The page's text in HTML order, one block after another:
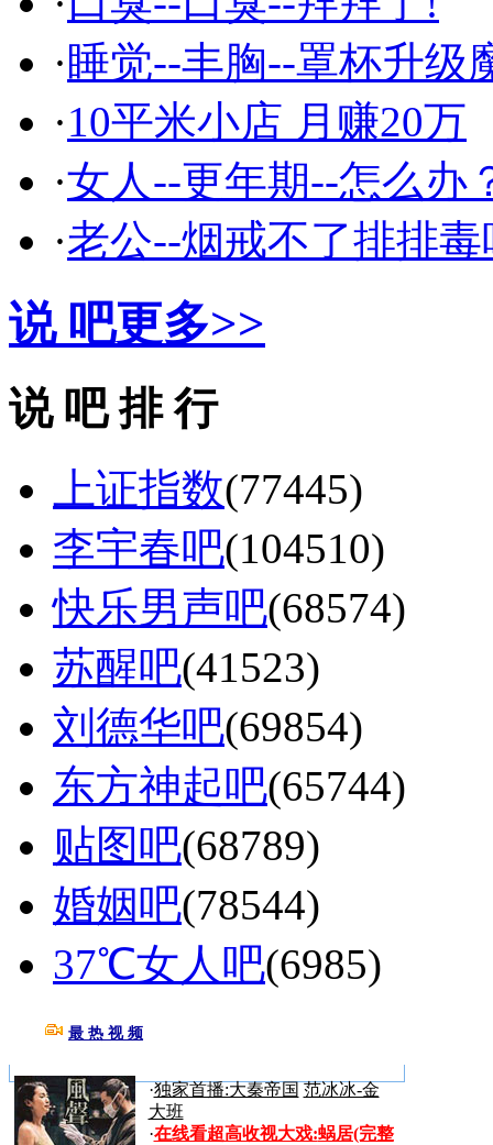
·睡觉--丰胸--罩杯升级
·10平米小店 月赚20万
·女人--更年期--怎么办
·老公--烟戒不了排排毒
说 吧更多>>
说 吧 排 行
上证指数(77445)
李宇春吧(104510)
快乐男声吧(68574)
苏醒吧(41523)
刘德华吧(69854)
东方神起吧(65744)
贴图吧(68789)
婚姻吧(78544)
37℃女人吧(6985)
最 热 视 频
·独家首播:大秦帝国 范冰冰-金
大班
·在线看超高收视大戏:蜗居(完整